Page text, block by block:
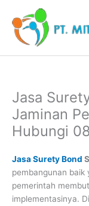
konten
Jasa
Jaminan
Hubungi
Jasa Surety Bond
pembangunan baik
pemerintah
implementasinya.